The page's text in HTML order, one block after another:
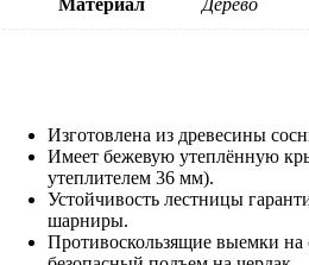
Изготовлена из древесины
Имеет бежевую утеплённую
утеплителем 36 мм).
Устойчивость лестницы
шарниры.
Противоскользящие выемки на